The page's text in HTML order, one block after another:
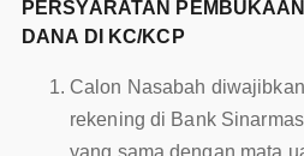
PERSYARATAN
DANA DI KC/KCP
Calon Nasabah
rekening di Bank